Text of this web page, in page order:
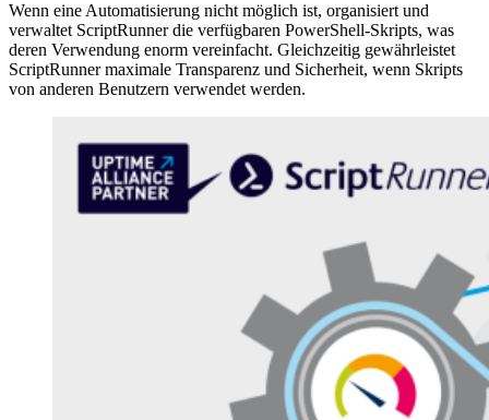
Wenn eine Automatisierung nicht möglich ist, organisiert und
verwaltet ScriptRunner die verfügbaren PowerShell-Skripts, was
deren Verwendung enorm vereinfacht. Gleichzeitig gewährleistet
ScriptRunner maximale Transparenz und Sicherheit, wenn Skripts
von anderen Benutzern verwendet werden.